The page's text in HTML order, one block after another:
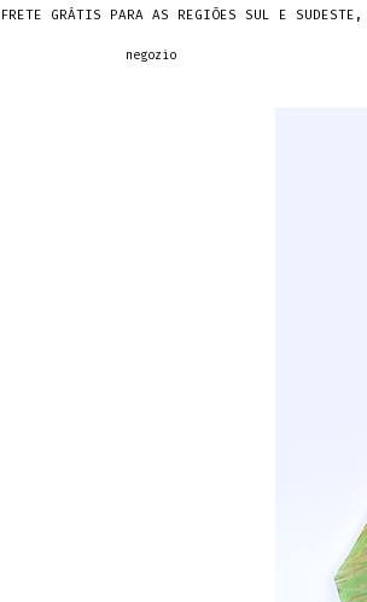
FRETE GRÁTIS PARA AS REGIÕES SUL E
negozio